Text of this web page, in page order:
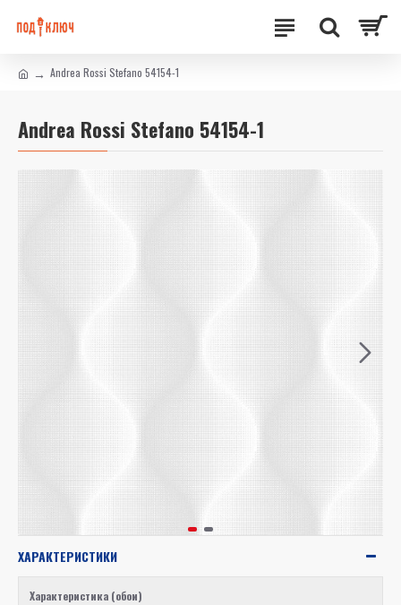
Andrea Rossi Stefano 54154-1
Andrea Rossi Stefano 54154-1
ХАРАКТЕРИСТИКИ
Характеристика (обои)